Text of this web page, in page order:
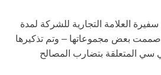
العلامة التجارية للشركة لمدة
بعض مجموعاتها – وتم تذكيرها
سي المتعلقة بتضارب المصالح